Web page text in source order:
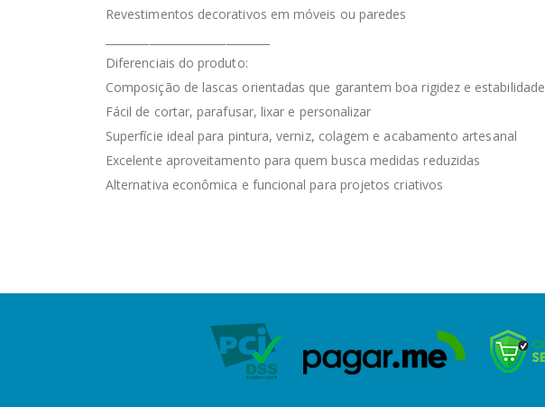
Revestimentos decorativos em móveis ou paredes
Diferenciais do produto:
Composição de lascas orientadas que garantem boa rigidez e estabilidade
Fácil de cortar, parafusar, lixar e personalizar
Superfície ideal para pintura, verniz, colagem e acabamento artesanal
Excelente aproveitamento para quem busca medidas reduzidas
Alternativa econômica e funcional para projetos criativos